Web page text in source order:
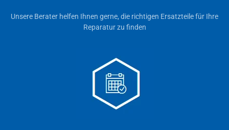
Unsere Berater helfen Ihnen gerne, die richtigen Ersatzteile für Ihre
Reparatur zu finden